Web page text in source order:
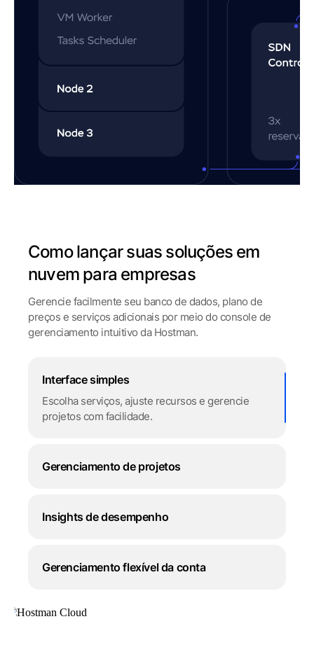
Como lançar suas soluções em
nuvem para empresas
Gerencie facilmente seu banco de dados, plano de
preços e serviços adicionais por meio do console de
gerenciamento intuitivo da Hostman.
Interface simples
Escolha serviços, ajuste recursos e gerencie
projetos com facilidade.
Gerenciamento de projetos
Insights de desempenho
Gerenciamento flexível da conta